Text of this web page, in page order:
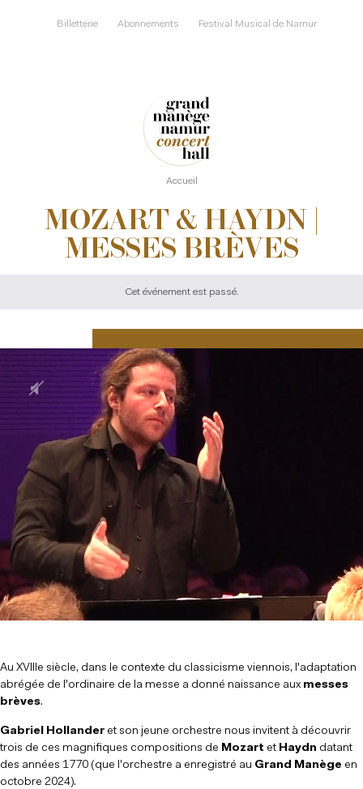
Billetterie Abonnements Festival Musical de Namur
Accueil
MOZART & HAYDN |
MESSES BRÈVES
Cet événement est passé.
Au XVIIIe siècle, dans le contexte du classicisme viennois, l'adaptation
abrégée de l'ordinaire de la messe a donné naissance aux messes
brèves.
Gabriel Hollander et son jeune orchestre nous invitent à découvrir
trois de ces magnifiques compositions de Mozart et Haydn datant
des années 1770 (que l'orchestre a enregistré au Grand Manège en
octobre 2024).